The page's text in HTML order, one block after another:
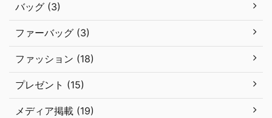
バッグ (3)
ファーバッグ (3)
ファッション (18)
プレゼント (15)
メディア掲載 (19)